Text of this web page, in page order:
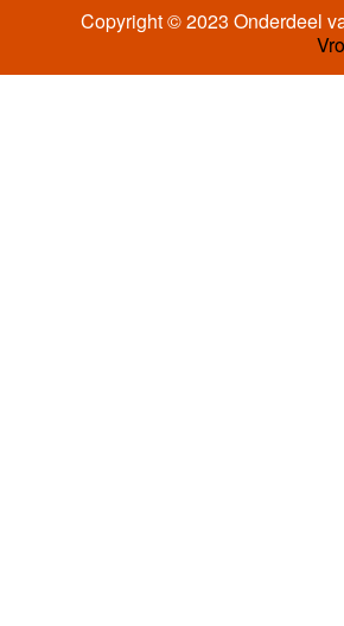
Copyright © 2023 Onderdeel